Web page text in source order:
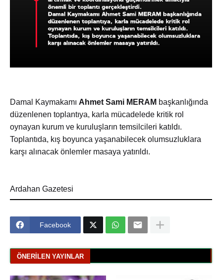
Damal Kaymakamı Ahmet Sami MERAM başkanlığında
düzenlenen toplantıya, karla mücadelede kritik rol
oynayan kurum ve kuruluşların temsilcileri katıldı.
Toplantıda, kış boyunca yaşanabilecek olumsuzluklara
karşı alınacak önlemler masaya yatırıldı.
Ardahan Gazetesi
Facebook
ÖNERILEN YAYINLAR